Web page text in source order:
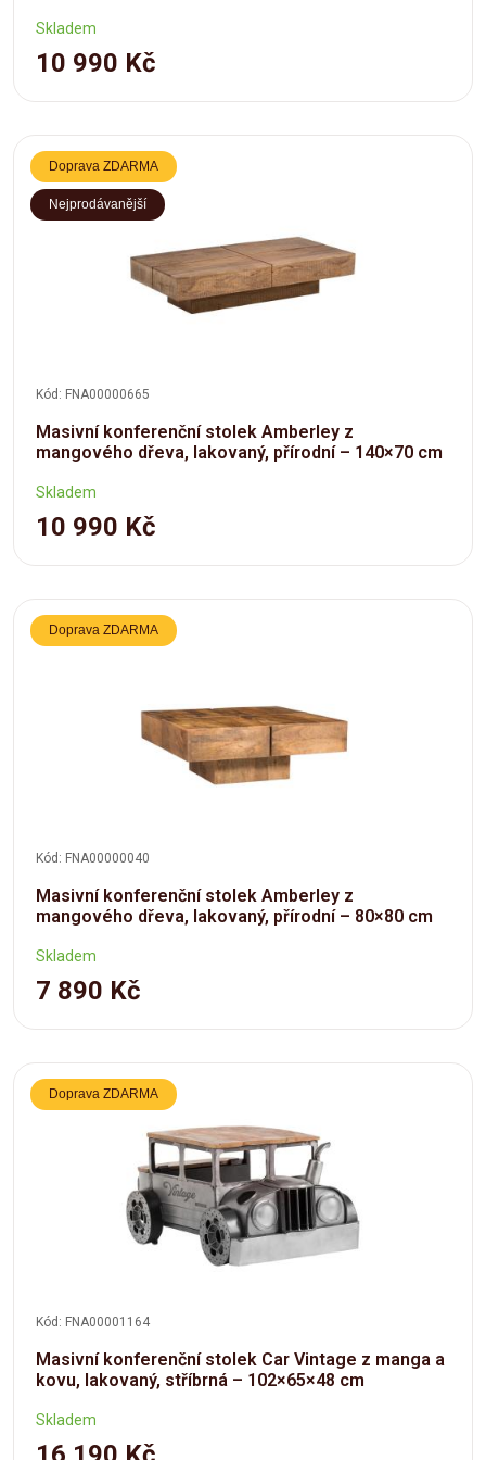
Skladem
10 990 Kč
Doprava ZDARMA
Nejprodávanější
Kód: FNA00000665
Masivní konferenční stolek Amberley z
mangového dřeva, lakovaný, přírodní – 140×70 cm
Skladem
10 990 Kč
Doprava ZDARMA
Kód: FNA00000040
Masivní konferenční stolek Amberley z
mangového dřeva, lakovaný, přírodní – 80×80 cm
Skladem
7 890 Kč
Doprava ZDARMA
Kód: FNA00001164
Masivní konferenční stolek Car Vintage z manga a
kovu, lakovaný, stříbrná – 102×65×48 cm
Skladem